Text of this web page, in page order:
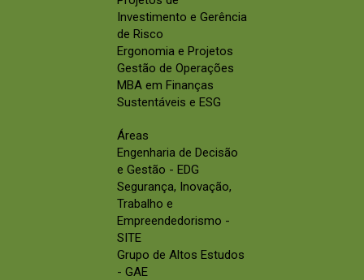
Investimento e Gerência
de Risco
Ergonomia e Projetos
Gestão de Operações
MBA em Finanças
Sustentáveis e ESG
Áreas
Engenharia de Decisão
e Gestão - EDG
Segurança, Inovação,
Trabalho e
Empreendedorismo -
SITE
Grupo de Altos Estudos
- GAE